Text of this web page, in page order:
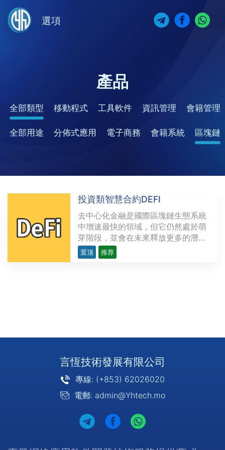
選項
產品
全部類型 移動程式 工具軟件 資訊管理 會籍管理
全部用途 分佈式應用 電子商務 會籍系統 區塊鏈
投資類智慧合約DEFI
去中心化金融是國際區塊鏈生態系統
中增速最快的領域，但它仍然處於萌
芽階段，並會在未來釋放更多的潛
力。越來越多的開發者研發複雜精密
的去中心化應用程序（dApps），為
置顶 推荐
言恆技術發展有限公司
專線: (+853) 62026020
電郵: admin@Yhtech.mo